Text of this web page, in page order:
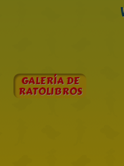
GALERÍA DE
RATOLIBROS